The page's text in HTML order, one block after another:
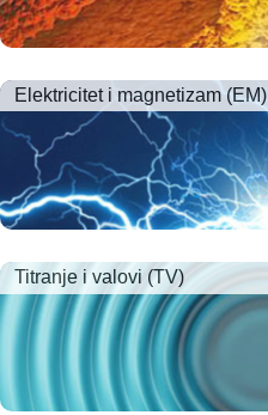
Elektricitet i magnetizam (EM)
Titranje i valovi (TV)